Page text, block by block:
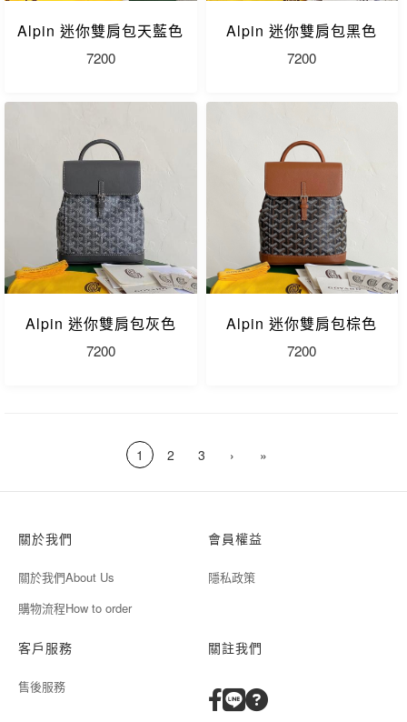
Alpin 迷你雙肩包天藍色
7200
Alpin 迷你雙肩包黑色
7200
Alpin 迷你雙肩包灰色
7200
Alpin 迷你雙肩包棕色
7200
1 2 3 › »
關於我們
關於我們About Us
購物流程How to order
會員權益
隱私政策
客戶服務
售後服務
關註我們